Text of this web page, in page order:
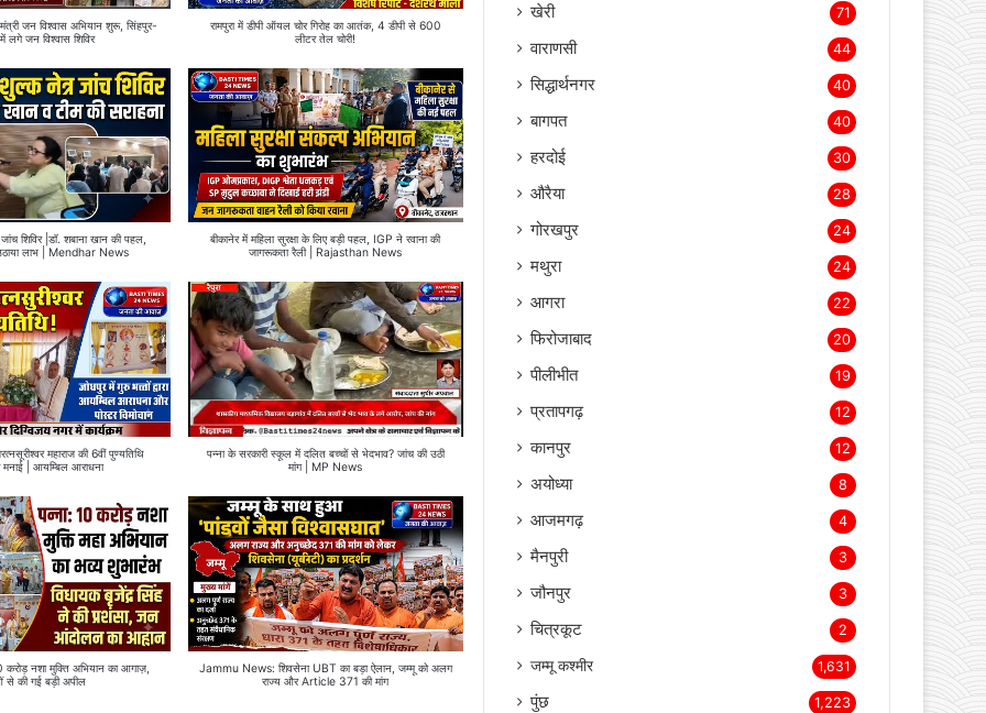
जन विश्वास अभियान शुरू, सिंहपुर-
लगे जन विश्वास शिविर
रामपुरा में डीपी ऑयल चोर गिरोह का आतंक, 4 डीपी से 600
लीटर तेल चोरी!
शिविर |डॉ. शबाना खान की पहल,
लाभ | Mendhar News
बीकानेर में महिला सुरक्षा के लिए बड़ी पहल, IGP ने रवाना की
जागरूकता रैली | Rajasthan News
महाराज की 6वीं पुण्यतिथि
मनाई | आयम्बिल आराधना
पन्ना के सरकारी स्कूल में दलित बच्चों से भेदभाव? जांच की उठी
मांग | MP News
नशा मुक्ति अभियान का आगाज़,
से की गई बड़ी अपील
Jammu News: शिवसेना UBT का बड़ा ऐलान, जम्मू को अलग
राज्य और Article 371 की मांग
खेरी 71
वाराणसी 44
सिद्धार्थनगर 40
बागपत 40
हरदोई 30
औरैया 28
गोरखपुर 24
मथुरा 24
आगरा 22
फिरोजाबाद 20
पीलीभीत 19
प्रतापगढ़ 12
कानपुर 12
अयोध्या 8
आजमगढ़ 4
मैनपुरी 3
जौनपुर 3
चित्रकूट 2
जम्मू कश्मीर 1,631
पुंछ 1,223